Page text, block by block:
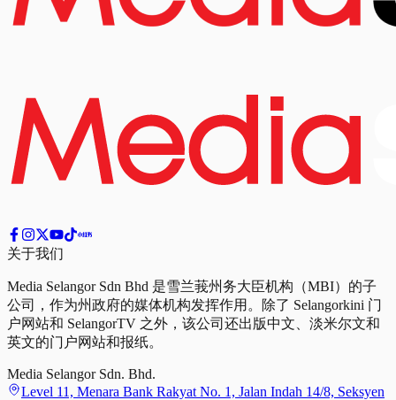
关于我们
Media Selangor Sdn Bhd 是雪兰莪州务大臣机构（MBI）的子
公司，作为州政府的媒体机构发挥作用。除了 Selangorkini 门
户网站和 SelangorTV 之外，该公司还出版中文、淡米尔文和
英文的门户网站和报纸。
Media Selangor Sdn. Bhd.
Level 11, Menara Bank Rakyat No. 1, Jalan Indah 14/8, Seksyen